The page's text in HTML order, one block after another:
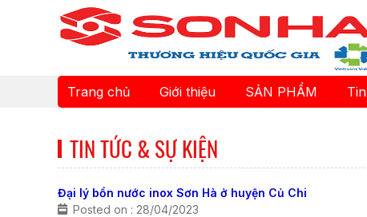
Trang chủ Giới thiệu SẢN PHẨM
TIN TỨC & SỰ KIỆN
Đại lý bồn nước inox Sơn Hà ở huyện Củ Chi
Posted on : 28/04/2023